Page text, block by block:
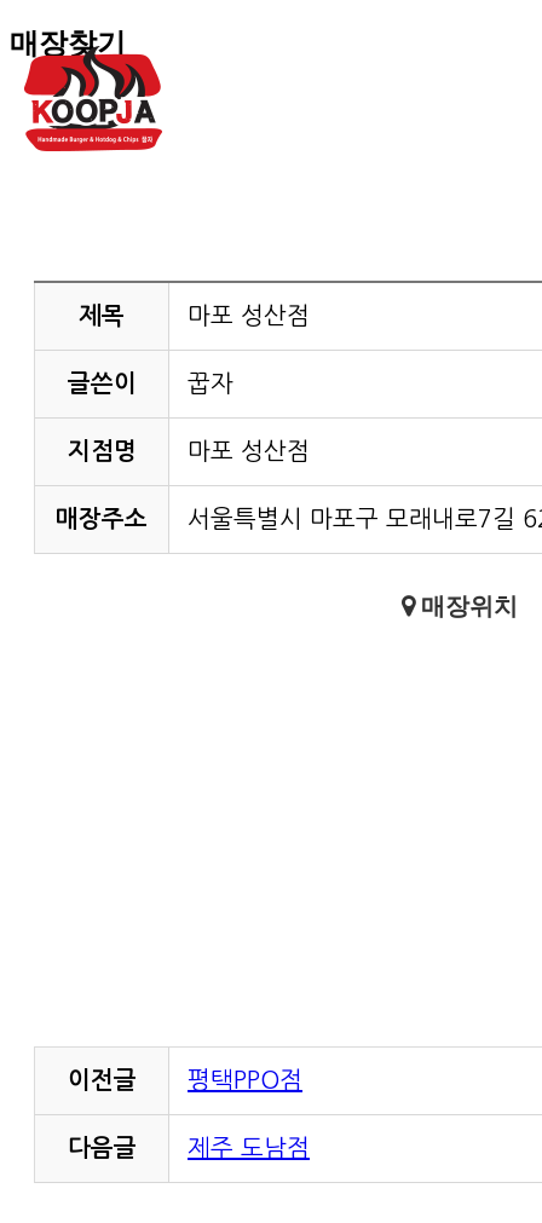
매장찾기
제목 마포 성산점
글쓴이 꿉자
지점명 마포 성산점
매장주소 서울특별시 마포구 모래내로7길
매장위치
이전글 평택PPO점
다음글 제주 도남점